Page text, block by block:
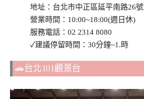
地址：台北市中正區延平南路26號
營業時間：10:00~18:00(週日休)
服務電話：02 2314 8080
✓建議停留時間：30分鐘~1.時
🚗台北101觀景台